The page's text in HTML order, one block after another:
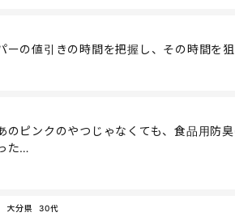
ーの値引きの時間を把握し、その時間を
のピンクのやつじゃなくても、食品用防
た…
大分県 30代